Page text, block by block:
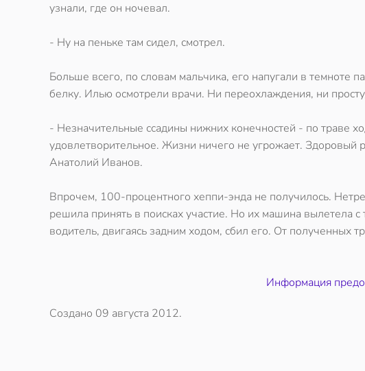
узнали, где он ночевал.
- Ну на пеньке там сидел, смотрел.
Больше всего, по словам мальчика, его напугали в темноте
белку. Илью осмотрели врачи. Ни переохлаждения, ни
- Незначительные ссадины нижних конечностей - по траве
удовлетворительное. Жизни ничего не угрожает.
Анатолий Иванов.
Впрочем, 100-процентного хеппи-энда не получилось.
решила принять в поисках участие. Но их машина вылетела
водитель, двигаясь задним ходом, сбил его. От полученных
Информация
Создано 09 августа 2012.